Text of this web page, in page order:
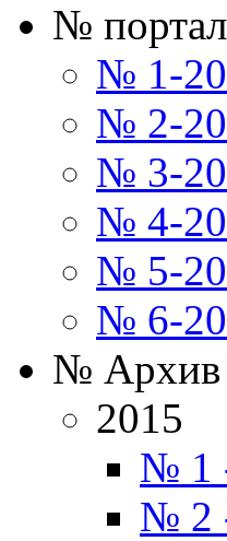
№
№ 1-
№ 2-
№ 3-
№ 4-
№ 5-
№ 6-
№ Архив
2015
№ 1
№ 2